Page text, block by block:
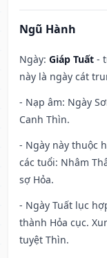
Ngũ Hành
Ngày: Giáp Tuất -
này là ngày cát
- Nạp âm: Ngày
Canh Thìn.
- Ngày này thuộc
các tuổi: Nhâm
sợ Hỏa.
- Ngày Tuất lục
thành Hỏa cục.
tuyệt Thìn.